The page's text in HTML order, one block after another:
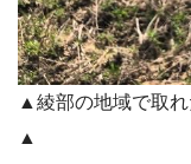
▲綾部の地域で取
▲